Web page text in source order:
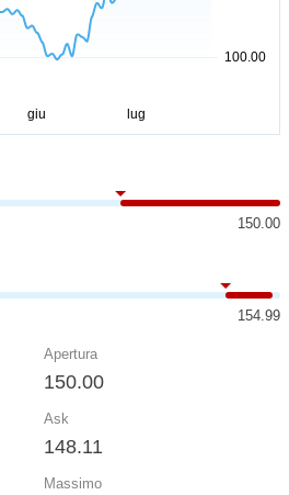
150.00
154.99
Apertura
150.00
Ask
148.11
Massimo